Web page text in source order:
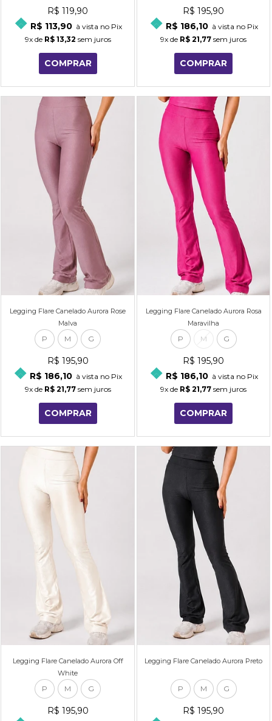
R$ 119,90
R$ 113,90 à vista no Pix
9xde R$ 13,32 sem juros
COMPRAR
R$ 195,90
R$ 186,10 à vista no Pix
9x de R$ 21,77 sem juros
COMPRAR
Legging Flare Canelado Aurora Rose
Malva
P M G
R$ 195,90
R$ 186,10 à vista no Pix
9xde R$ 21,77sem juros
COMPRAR
Legging Flare Canelado Aurora Rosa
Maravilha
P M G
R$ 195,90
R$ 186,10 à vista no Pix
9x de R$ 21,77 sem juros
COMPRAR
Legging Flare Canelado Aurora Off
White
P M G
R$ 195,90
Legging Flare Canelado Aurora Preto
P M G
R$ 195,90